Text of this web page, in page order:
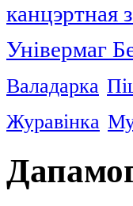
канцэртная
Універмаг
Валадарка
Журавінка